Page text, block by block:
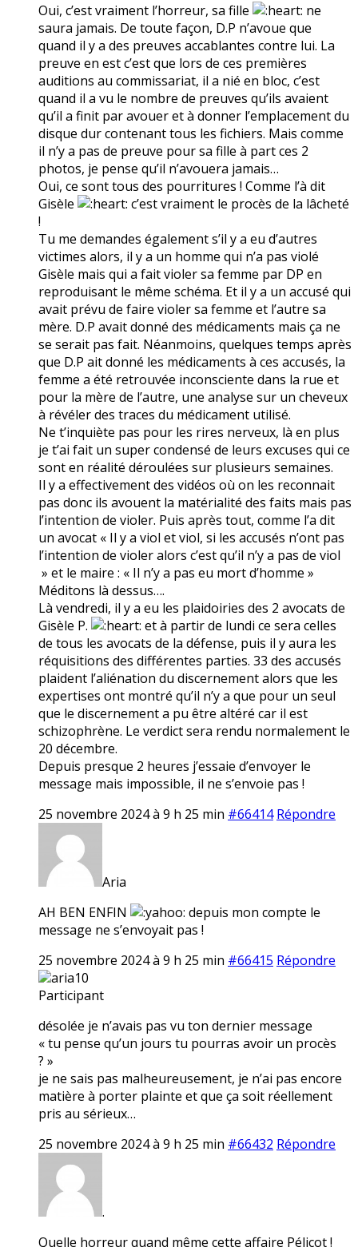
Oui, c’est vraiment l’horreur, sa fille
ne
saura jamais. De toute façon, D.P n’avoue que
quand il y a des preuves accablantes contre lui. La
preuve en est c’est que lors de ces premières
auditions au commissariat, il a nié en bloc, c’est
quand il a vu le nombre de preuves qu’ils avaient
qu’il a finit par avouer et à donner l’emplacement du
disque dur contenant tous les fichiers. Mais comme
il n’y a pas de preuve pour sa fille à part ces 2
photos, je pense qu’il n’avouera jamais…
Oui, ce sont tous des pourritures ! Comme l’à dit
Gisèle
c’est vraiment le procès de la lâcheté
!
Tu me demandes également s’il y a eu d’autres
victimes alors, il y a un homme qui n’a pas violé
Gisèle mais qui a fait violer sa femme par DP en
reproduisant le même schéma. Et il y a un accusé qui
avait prévu de faire violer sa femme et l’autre sa
mère. D.P avait donné des médicaments mais ça ne
se serait pas fait. Néanmoins, quelques temps après
que D.P ait donné les médicaments à ces accusés, la
femme a été retrouvée inconsciente dans la rue et
pour la mère de l’autre, une analyse sur un cheveux
à révéler des traces du médicament utilisé.
Ne t’inquiète pas pour les rires nerveux, là en plus
je t’ai fait un super condensé de leurs excuses qui ce
sont en réalité déroulées sur plusieurs semaines.
Il y a effectivement des vidéos où on les reconnait
pas donc ils avouent la matérialité des faits mais pas
l’intention de violer. Puis après tout, comme l’a dit
un avocat « Il y a viol et viol, si les accusés n’ont pas
l’intention de violer alors c’est qu’il n’y a pas de viol
» et le maire : « Il n’y a pas eu mort d’homme »
Méditons là dessus….
Là vendredi, il y a eu les plaidoiries des 2 avocats de
Gisèle P.
et à partir de lundi ce sera celles
de tous les avocats de la défense, puis il y aura les
réquisitions des différentes parties. 33 des accusés
plaident l’aliénation du discernement alors que les
expertises ont montré qu’il n’y a que pour un seul
que le discernement a pu être altéré car il est
schizophrène. Le verdict sera rendu normalement le
20 décembre.
Depuis presque 2 heures j’essaie d’envoyer le
message mais impossible, il ne s’envoie pas !
25 novembre 2024 à 9 h 25 min #66414 Répondre
Aria
AH BEN ENFIN
depuis mon compte le
message ne s’envoyait pas !
25 novembre 2024 à 9 h 25 min #66415 Répondre
aria10
Participant
désolée je n’avais pas vu ton dernier message
« tu pense qu’un jours tu pourras avoir un procès
? »
je ne sais pas malheureusement, je n’ai pas encore
matière à porter plainte et que ça soit réellement
pris au sérieux…
25 novembre 2024 à 9 h 25 min #66432 Répondre
.
Quelle horreur quand même cette affaire Pélicot !